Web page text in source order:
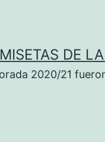
DE
2020/21